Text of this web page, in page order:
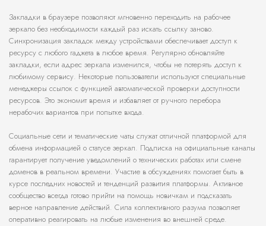
Закладки в браузере позволяют мгновенно переходить на рабочее
зеркало без необходимости каждый раз искать ссылку заново.
Синхронизация закладок между устройствами обеспечивает доступ к
ресурсу с любого гаджета в любое время. Регулярно обновляйте
закладки, если адрес зеркала изменился, чтобы не потерять доступ к
любимому сервису. Некоторые пользователи используют специальные
менеджеры ссылок с функцией автоматической проверки доступности
ресурсов. Это экономит время и избавляет от ручного перебора
нерабочих вариантов при попытке входа.
Социальные сети и тематические чаты служат отличной платформой для
обмена информацией о статусе зеркал. Подписка на официальные каналы
гарантирует получение уведомлений о технических работах или смене
доменов в реальном времени. Участие в обсуждениях помогает быть в
курсе последних новостей и тенденций развития платформы. Активное
сообщество всегда готово прийти на помощь новичкам и подсказать
верное направление действий. Сила коллективного разума позволяет
оперативно реагировать на любые изменения во внешней среде.